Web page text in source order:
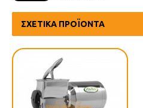
ΣΧΕΤΙΚΆ ΠΡΟΪΌΝΤΑ